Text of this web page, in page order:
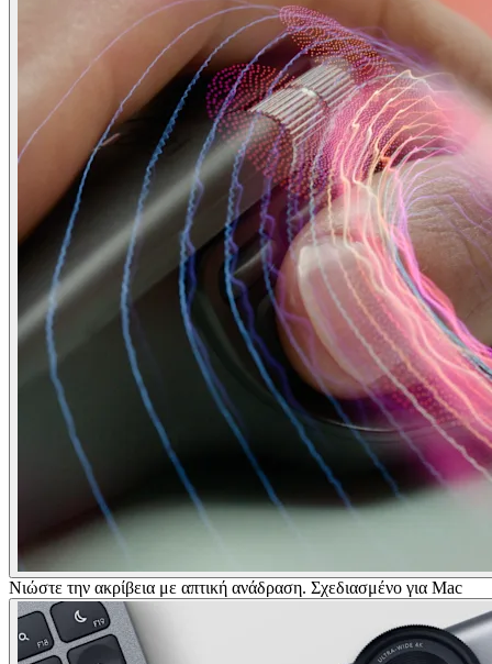
Νιώστε την ακρίβεια με απτική ανάδραση. Σχεδιασμένο για Mac